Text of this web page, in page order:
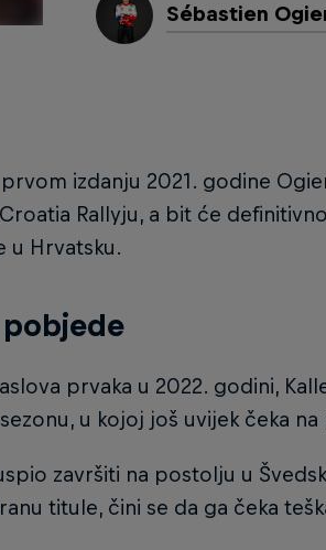
Sébastien
izdanju 2021. godine
Rallyju, a bit će
u Hrvatsku.
pobjede
prvaka u 2022. godini,
u kojoj još uvijek čeka
završiti na postolju u
titule, čini se da ga čeka